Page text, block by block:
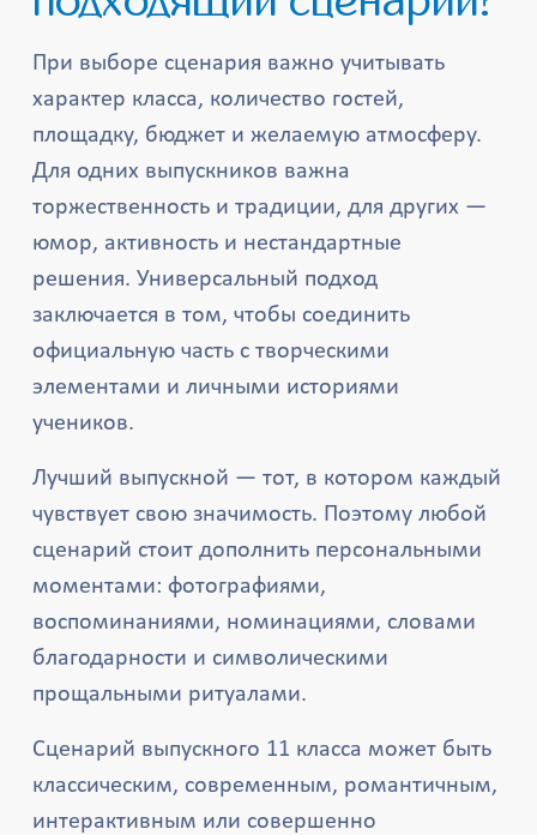
При выборе сценария важно учитывать
характер класса, количество гостей,
площадку, бюджет и желаемую атмосферу.
Для одних выпускников важна
торжественность и традиции, для других —
юмор, активность и нестандартные
решения. Универсальный подход
заключается в том, чтобы соединить
официальную часть с творческими
элементами и личными историями
учеников.
Лучший выпускной — тот, в котором каждый
чувствует свою значимость. Поэтому любой
сценарий стоит дополнить персональными
моментами: фотографиями,
воспоминаниями, номинациями, словами
благодарности и символическими
прощальными ритуалами.
Сценарий выпускного 11 класса может быть
классическим, современным, романтичным,
интерактивным или совершенно